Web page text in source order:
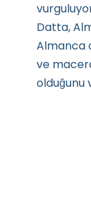
Datta,
Almanca
ve
olduğunu